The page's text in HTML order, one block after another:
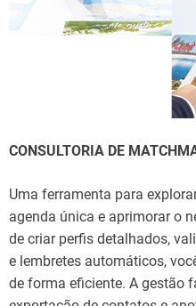
CONSULTORIA DE
Uma ferramenta para
agenda única e aprimoraro
de criar perfis detalhados,
e lembretes automáticos,
de forma eficiente. A gestão